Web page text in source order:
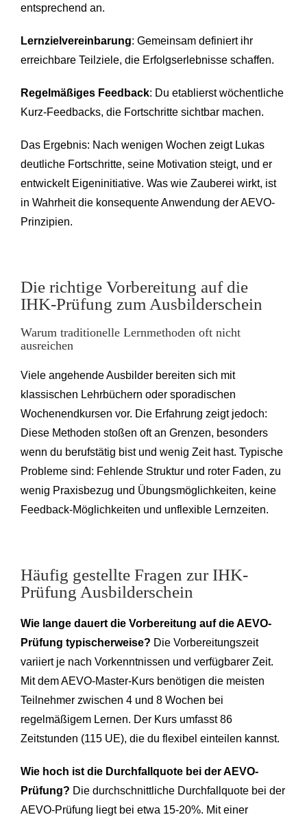
entsprechend an.
Lernzielvereinbarung: Gemeinsam definiert ihr
erreichbare Teilziele, die Erfolgserlebnisse schaffen.
Regelmäßiges Feedback: Du etablierst wöchentliche
Kurz-Feedbacks, die Fortschritte sichtbar machen.
Das Ergebnis: Nach wenigen Wochen zeigt Lukas
deutliche Fortschritte, seine Motivation steigt, und er
entwickelt Eigeninitiative. Was wie Zauberei wirkt, ist
in Wahrheit die konsequente Anwendung der AEVO-
Prinzipien.
Die richtige Vorbereitung auf die
IHK-Prüfung zum Ausbilderschein
Warum traditionelle Lernmethoden oft nicht
ausreichen
Viele angehende Ausbilder bereiten sich mit
klassischen Lehrbüchern oder sporadischen
Wochenendkursen vor. Die Erfahrung zeigt jedoch:
Diese Methoden stoßen oft an Grenzen, besonders
wenn du berufstätig bist und wenig Zeit hast. Typische
Probleme sind: Fehlende Struktur und roter Faden, zu
wenig Praxisbezug und Übungsmöglichkeiten, keine
Feedback-Möglichkeiten und unflexible Lernzeiten.
Häufig gestellte Fragen zur IHK-
Prüfung Ausbilderschein
Wie lange dauert die Vorbereitung auf die AEVO-
Prüfung typischerweise? Die Vorbereitungszeit
variiert je nach Vorkenntnissen und verfügbarer Zeit.
Mit dem AEVO-Master-Kurs benötigen die meisten
Teilnehmer zwischen 4 und 8 Wochen bei
regelmäßigem Lernen. Der Kurs umfasst 86
Zeitstunden (115 UE), die du flexibel einteilen kannst.
Wie hoch ist die Durchfallquote bei der AEVO-
Prüfung? Die durchschnittliche Durchfallquote bei der
AEVO-Prüfung liegt bei etwa 15-20%. Mit einer